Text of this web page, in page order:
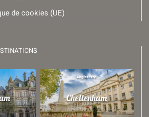
de cookies (UE)
Angleterre
Cheltenham